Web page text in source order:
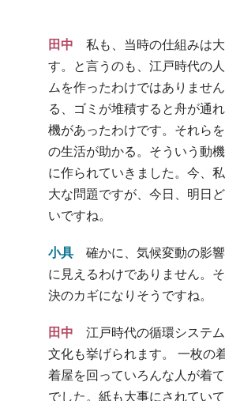
田中 私も、当時の仕組みは
す。と言うのも、江戸時代の
ムを作ったわけではありませ
る、ゴミが堆積すると舟が通
機があったわけです。それら
の生活が助かる。そういう動
に作られていきました。今、
大な問題ですが、今日、明日
いですね。
小具 確かに、気候変動の影
に見えるわけでありません。
決のカギになりそうですね。
田中 江戸時代の循環システ
文化も挙げられます。 一枚の
着屋を回っていろんな人が着
でした。紙も大事にされてい